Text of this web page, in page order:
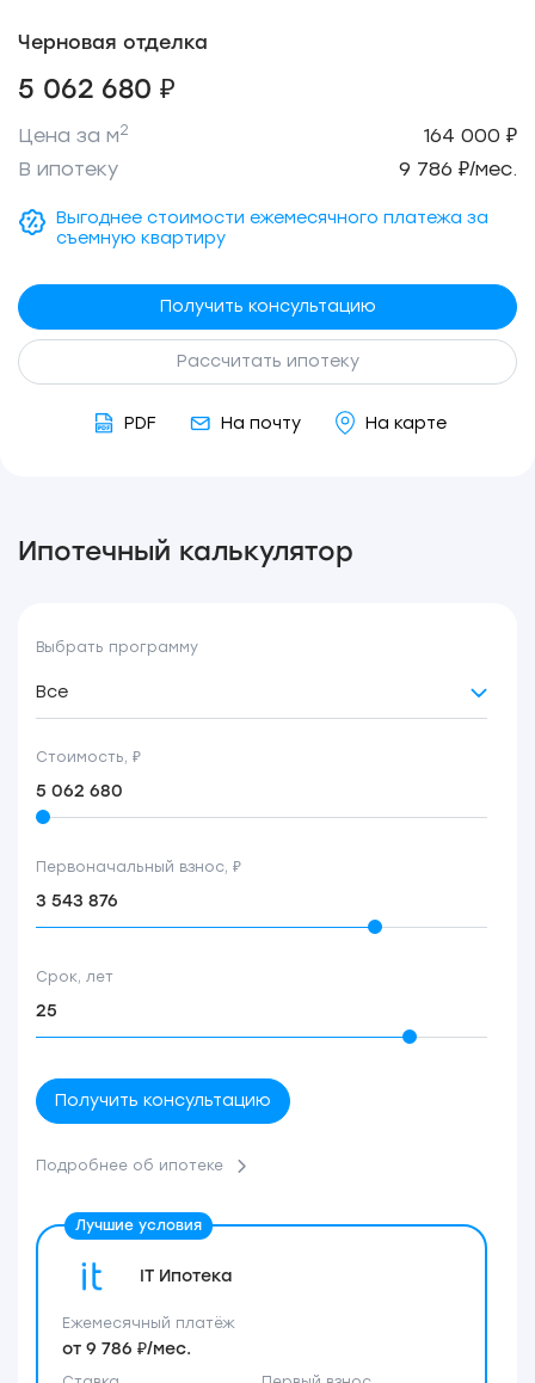
Черновая отделка
5 062 680 ₽
Цена за м2
164 000 ₽
В ипотеку
9 786 ₽/мес.
Выгоднее стоимости ежемесячного платежа за
съемную квартиру
Получить консультацию
Рассчитать ипотеку
PDF На почту На карте
Ипотечный калькулятор
Выбрать программу
Все
Стоимость, ₽
Первоначальный взнос, ₽
Срок, лет
Получить консультацию
Подробнее об ипотеке
IT Ипотека
Ежемесячный платёж
от 9 786 ₽/мес.